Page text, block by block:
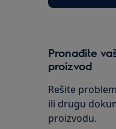
Pronađite
proizvod
Rešite
ili drugu
proizvodu.